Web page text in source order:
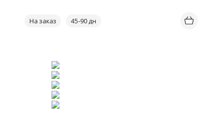
На заказ 45-90 дн